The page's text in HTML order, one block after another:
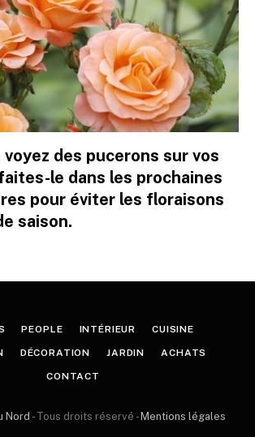
voyez des pucerons sur vos
le dans les prochaines
pour éviter les floraisons
saison.
PEOPLE INTÉRIEUR CUISINE
DÉCORATION JARDIN ACHATS
CONTACT
Nord - Tous droits réservé - Mentions légales